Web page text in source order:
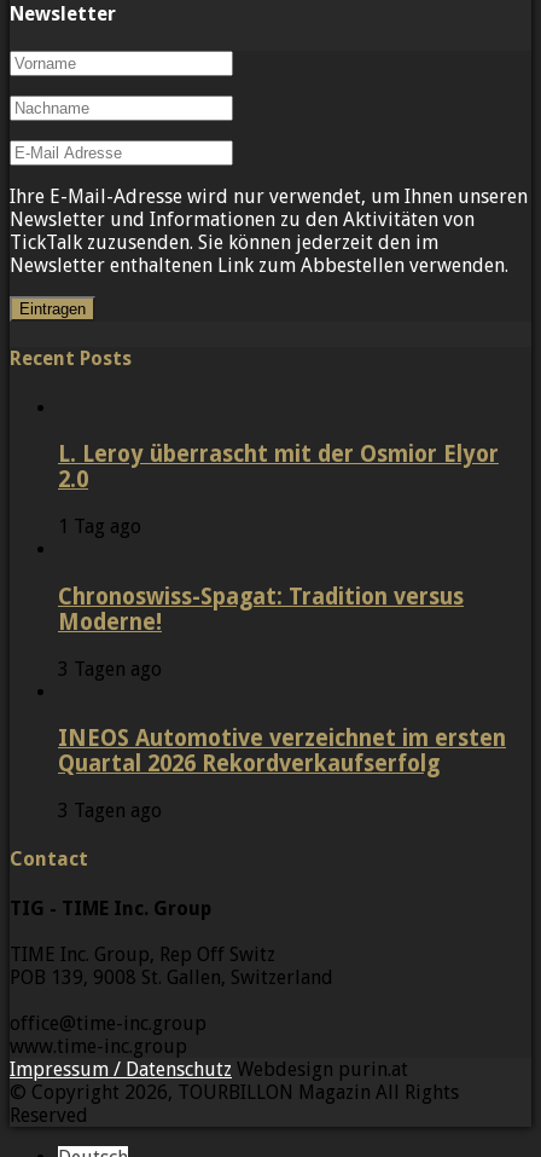
Newsletter
Ihre E-Mail-Adresse wird nur verwendet, um Ihnen unseren
Newsletter und Informationen zu den Aktivitäten von
TickTalk zuzusenden. Sie können jederzeit den im
Newsletter enthaltenen Link zum Abbestellen verwenden.
Recent Posts
L. Leroy überrascht mit der Osmior Elyor
2.0
1 Tag ago
Chronoswiss-Spagat: Tradition versus
Moderne!
3 Tagen ago
INEOS Automotive verzeichnet im ersten
Quartal 2026 Rekordverkaufserfolg
3 Tagen ago
Contact
TIG - TIME Inc. Group
TIME Inc. Group, Rep Off Switz
POB 139, 9008 St. Gallen, Switzerland
office@time-inc.group
www.time-inc.group
Impressum / Datenschutz Webdesign purin.at
© Copyright 2026, TOURBILLON Magazin All Rights
Reserved